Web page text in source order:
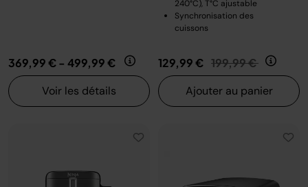
369,99 €- 499,99 €
Voir les détails
240°C), T°C ajustable
Synchronisation des
cuissons
129,99 € Prix réduit de
199,99 € au
Ajouter au panier